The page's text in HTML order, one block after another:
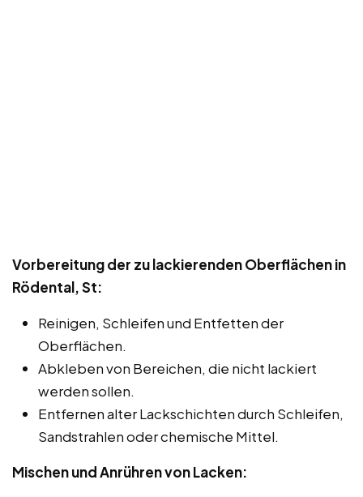
Vorbereitung der zu lackierenden Oberflächen in
Rödental, St:
Reinigen, Schleifen und Entfetten der
Oberflächen.
Abkleben von Bereichen, die nicht lackiert
werden sollen.
Entfernen alter Lackschichten durch Schleifen,
Sandstrahlen oder chemische Mittel.
Mischen und Anrühren von Lacken: